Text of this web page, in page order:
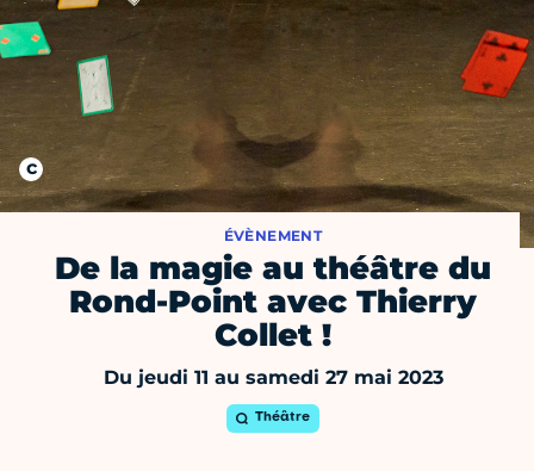
ÉVÈNEMENT
De la magie au théâtre du
Rond-Point avec Thierry
Collet !
Du jeudi 11 au samedi 27 mai 2023
Théâtre